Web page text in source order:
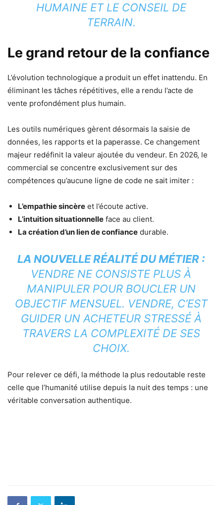
HUMAINE ET LE CONSEIL DE
TERRAIN.
Le grand retour de la confiance
L’évolution technologique a produit un effet inattendu. En
éliminant les tâches répétitives, elle a rendu l’acte de
vente profondément plus humain.
Les outils numériques gèrent désormais la saisie de
données, les rapports et la paperasse. Ce changement
majeur redéfinit la valeur ajoutée du vendeur. En 2026, le
commercial se concentre exclusivement sur des
compétences qu’aucune ligne de code ne sait imiter :
L’empathie sincère et l’écoute active.
L’intuition situationnelle face au client.
La création d’un lien de confiance durable.
LA NOUVELLE RÉALITÉ DU MÉTIER :
VENDRE NE CONSISTE PLUS À
MANIPULER POUR BOUCLER UN
OBJECTIF MENSUEL. VENDRE, C’EST
GUIDER UN ACHETEUR STRESSÉ À
TRAVERS LA COMPLEXITÉ DE SES
CHOIX.
Pour relever ce défi, la méthode la plus redoutable reste
celle que l’humanité utilise depuis la nuit des temps : une
véritable conversation authentique.